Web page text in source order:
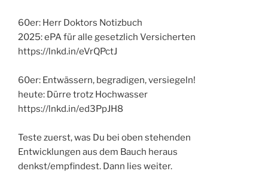
60er: Herr Doktors Notizbuch
2025: ePA für alle gesetzlich Versicherten
https://lnkd.in/eVrQPctJ
60er: Entwässern, begradigen, versiegeln!
heute: Dürre trotz Hochwasser
https://lnkd.in/ed3PpJH8
Teste zuerst, was Du bei oben stehenden
Entwicklungen aus dem Bauch heraus
denkst/empfindest. Dann lies weiter.